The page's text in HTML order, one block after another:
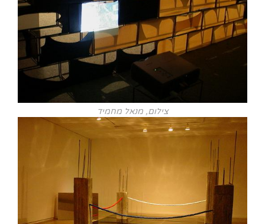
צילום, מנאל מחמיד